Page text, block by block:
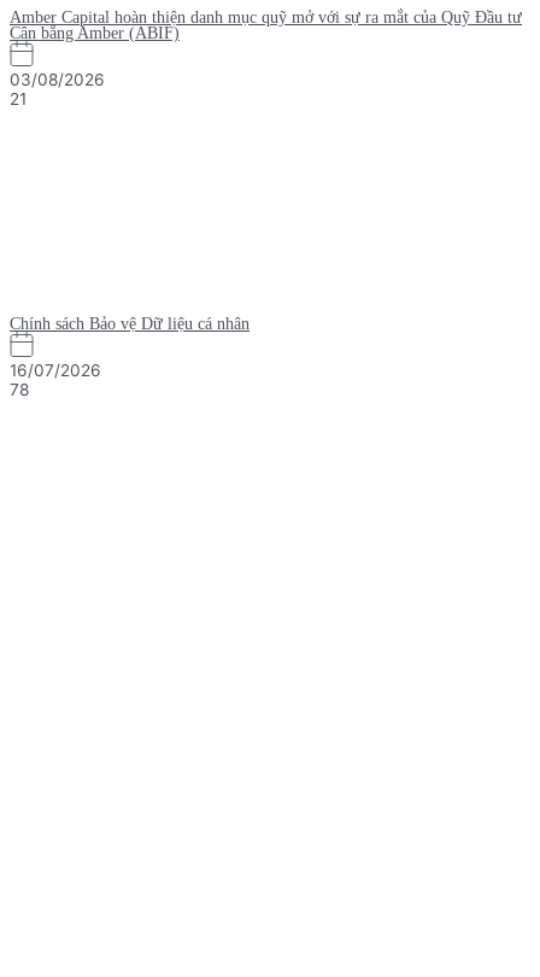
Amber Capital hoàn thiện danh mục quỹ mở với sự ra mắt của Quỹ Đầu tư
Cân bằng Amber (ABIF)
03/08/2026
21
Chính sách Bảo vệ Dữ liệu cá nhân
16/07/2026
78